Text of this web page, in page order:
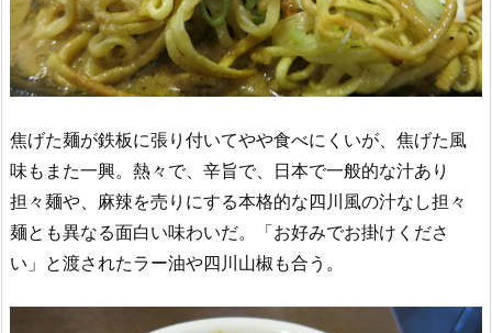
焦げた麺が鉄板に張り付いてやや食べにくいが、焦げた風
味もまた一興。熱々で、辛旨で、日本で一般的な汁あり
担々麺や、麻辣を売りにする本格的な四川風の汁なし担々
麺とも異なる面白い味わいだ。「お好みでお掛けくださ
い」と渡されたラー油や四川山椒も合う。